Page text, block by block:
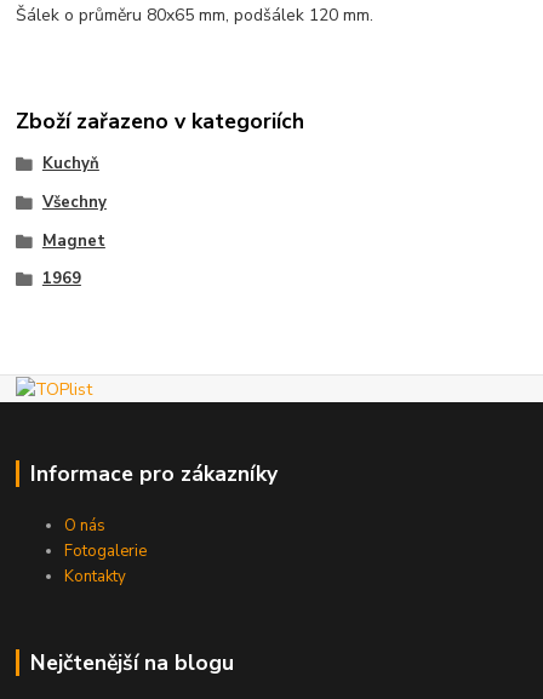
Šálek o průměru 80x65 mm, podšálek 120 mm.
Zboží zařazeno v kategoriích
Kuchyň
Všechny
Magnet
1969
Informace pro zákazníky
O nás
Fotogalerie
Kontakty
Nejčtenější na blogu